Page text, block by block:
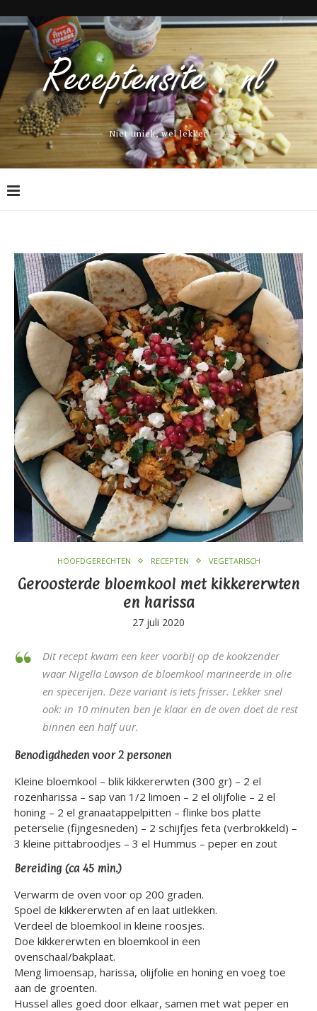
Niet uniek, wel lekker
HOOFDGERECHTEN RECEPTEN VEGETARISCH
Geroosterde bloemkool met kikkererwten
en harissa
27 juli 2020
Dit recept kwam een keer voorbij op de kookzender
waar Nigella Lawson de bloemkool marineerde in olie
en specerijen. Deze variant is iets frisser. Lekker snel
ook: in 10 minuten ben je klaar en de oven doet de rest
binnen een half uur.
Benodigdheden voor 2 personen
Kleine bloemkool – blik kikkererwten (300 gr) – 2 el
rozenharissa – sap van 1/2 limoen – 2 el olijfolie – 2 el
honing – 2 el granaatappelpitten – flinke bos platte
peterselie (fijngesneden) – 2 schijfjes feta (verbrokkeld) –
3 kleine pittabroodjes – 3 el Hummus – peper en zout
Bereiding (ca 45 min.)
Verwarm de oven voor op 200 graden.
Spoel de kikkererwten af en laat uitlekken.
Verdeel de bloemkool in kleine roosjes.
Doe kikkererwten en bloemkool in een
ovenschaal/bakplaat.
Meng limoensap, harissa, olijfolie en honing en voeg toe
aan de groenten.
Hussel alles goed door elkaar, samen met wat peper en